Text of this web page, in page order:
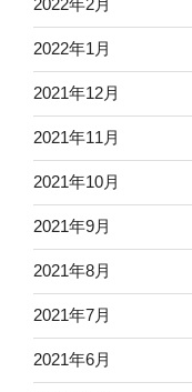
2022年2月
2022年1月
2021年12月
2021年11月
2021年10月
2021年9月
2021年8月
2021年7月
2021年6月